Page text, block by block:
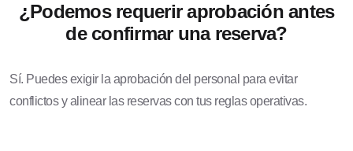
¿Podemos requerir aprobación antes
de confirmar una reserva?
Sí. Puedes exigir la aprobación del personal para evitar
conflictos y alinear las reservas con tus reglas operativas.